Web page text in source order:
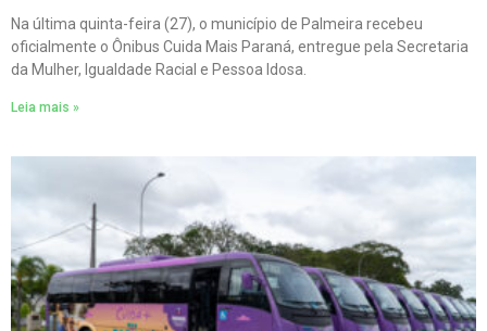
Na última quinta-feira (27), o município de Palmeira recebeu
oficialmente o Ônibus Cuida Mais Paraná, entregue pela Secretaria
da Mulher, Igualdade Racial e Pessoa Idosa.
Leia mais »